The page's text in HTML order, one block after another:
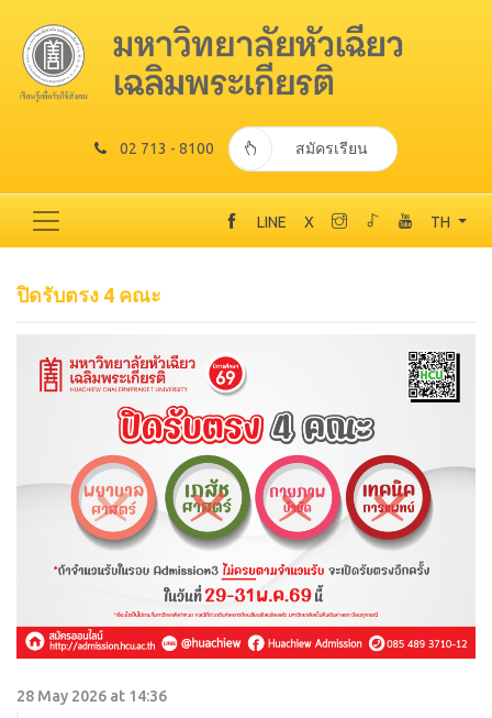
02 713 - 8100 สมัครเรียน
LINE X TH
ปิดรับตรง 4 คณะ
28 May 2026 at 14:36